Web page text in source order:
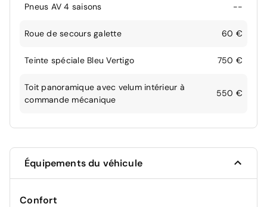
Pneus AV 4 saisons --
Roue de secours galette 60 €
Teinte spéciale Bleu Vertigo 750 €
Toit panoramique avec velum intérieur à
commande mécanique
550 €
Équipements du véhicule
Confort